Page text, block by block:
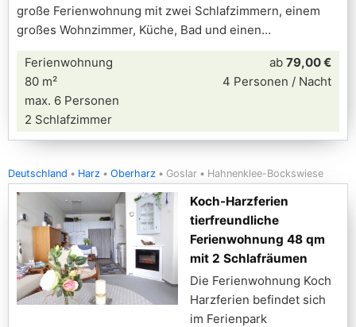
große Ferienwohnung mit zwei Schlafzimmern, einem
großes Wohnzimmer, Küche, Bad und einen
Ferienwohnung
80 m²
max. 6 Personen
2 Schlafzimmer
ab 79,00 €
4 Personen / Nacht
Deutschland Harz Oberharz Goslar Hahnenklee-Bockswiese
Koch-Harzferien
tierfreundliche
Ferienwohnung 48 qm
mit 2 Schlafräumen
Die Ferienwohnung Koch
Harzferien befindet sich
im Ferienpark